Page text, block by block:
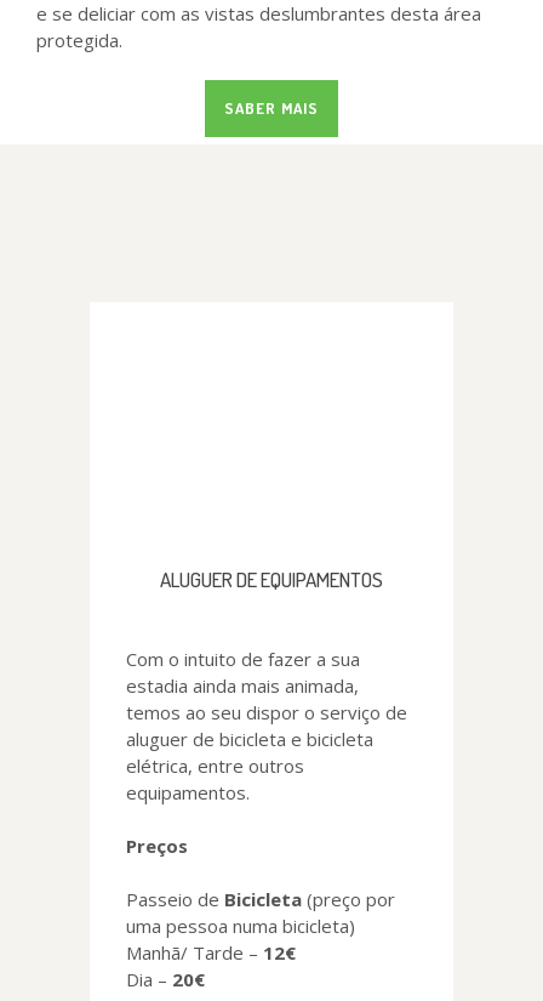
e se deliciar com as vistas deslumbrantes desta área
protegida.
SABER MAIS
ALUGUER DE EQUIPAMENTOS
Com o intuito de fazer a sua
estadia ainda mais animada,
temos ao seu dispor o serviço de
aluguer de bicicleta e bicicleta
elétrica, entre outros
equipamentos.
Preços
Passeio de Bicicleta (preço por
uma pessoa numa bicicleta)
Manhã/ Tarde – 12€
Dia – 20€